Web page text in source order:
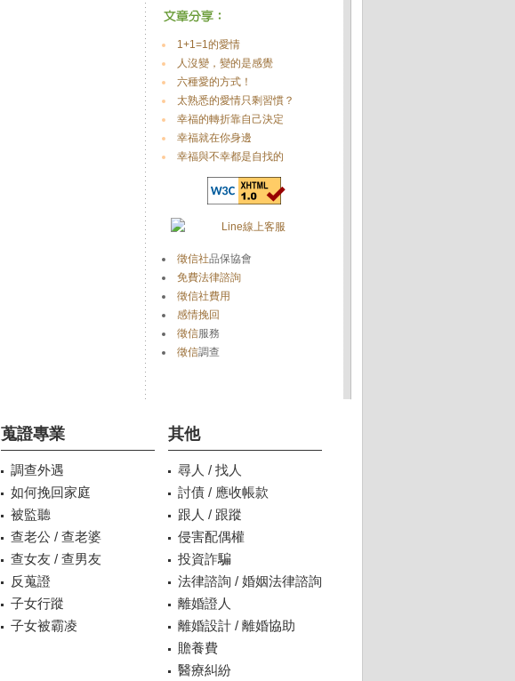
1+1=1的愛情
人沒變，變的是感覺
六種愛的方式！
太熟悉的愛情只剩習慣？
幸福的轉折靠自己決定
幸福就在你身邊
幸福與不幸都是自找的
徵信社品保協會
免費法律諮詢
徵信社費用
感情挽回
徵信服務
徵信調查
蒐證專業
調查外遇
如何挽回家庭
被監聽
查老公 / 查老婆
查女友 / 查男友
反蒐證
子女行蹤
子女被霸凌
其他
尋人 / 找人
討債 / 應收帳款
跟人 / 跟蹤
侵害配偶權
投資詐騙
法律諮詢 / 婚姻法律諮詢
離婚證人
離婚設計 / 離婚協助
贍養費
醫療糾紛